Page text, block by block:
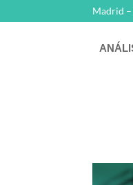
Madrid